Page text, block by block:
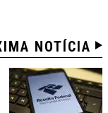
NOTÍCIA